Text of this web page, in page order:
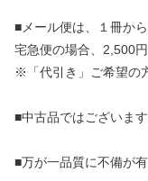
■メール便は、１冊から
宅急便の場合、2,500
※「代引き」ご希望の
■中古品ではございま
■万が一品質に不備が